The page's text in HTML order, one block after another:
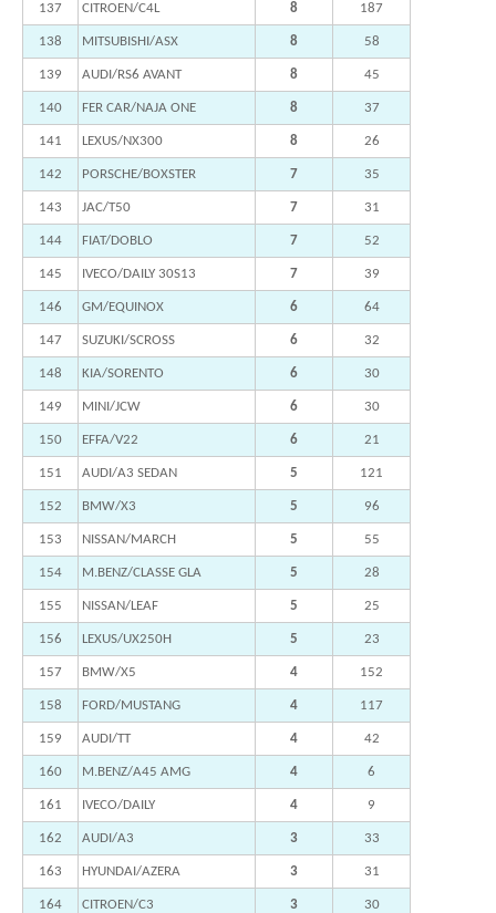
137 CITROEN/C4L 8 187
138 MITSUBISHI/ASX 8 58
139 AUDI/RS6 AVANT 8 45
140 FER CAR/NAJA ONE 8 37
141 LEXUS/NX300 8 26
142 PORSCHE/BOXSTER 7 35
143 JAC/T50 7 31
144 FIAT/DOBLO 7 52
145 IVECO/DAILY 30S13 7 39
146 GM/EQUINOX 6 64
147 SUZUKI/SCROSS 6 32
148 KIA/SORENTO 6 30
149 MINI/JCW 6 30
150 EFFA/V22 6 21
151 AUDI/A3 SEDAN 5 121
152 BMW/X3 5 96
153 NISSAN/MARCH 5 55
154 M.BENZ/CLASSE GLA 5 28
155 NISSAN/LEAF 5 25
156 LEXUS/UX250H 5 23
157 BMW/X5 4 152
158 FORD/MUSTANG 4 117
159 AUDI/TT 4 42
160 M.BENZ/A45 AMG 4 6
161 IVECO/DAILY 4 9
162 AUDI/A3 3 33
163 HYUNDAI/AZERA 3 31
164 CITROEN/C3 3 30